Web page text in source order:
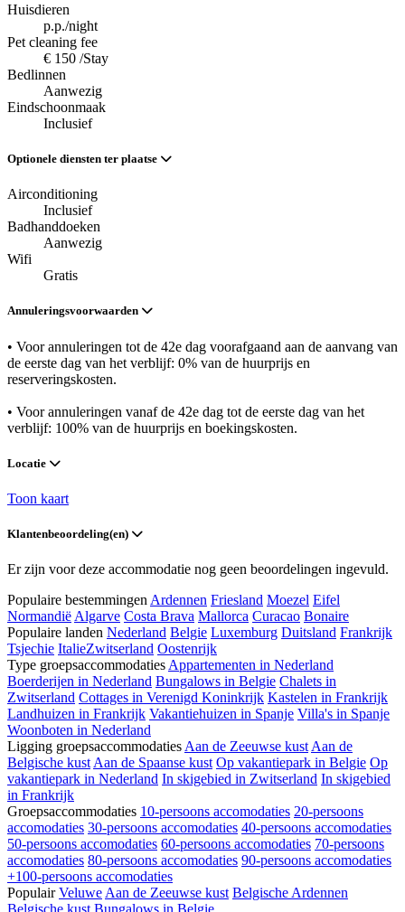
Huisdieren
p.p./night
Pet cleaning fee
€ 150 /Stay
Bedlinnen
Aanwezig
Eindschoonmaak
Inclusief
Optionele diensten ter plaatse
Airconditioning
Inclusief
Badhanddoeken
Aanwezig
Wifi
Gratis
Annuleringsvoorwaarden
• Voor annuleringen tot de 42e dag voorafgaand aan de aanvang van
de eerste dag van het verblijf: 0% van de huurprijs en
reserveringskosten.
• Voor annuleringen vanaf de 42e dag tot de eerste dag van het
verblijf: 100% van de huurprijs en boekingskosten.
Locatie
Toon kaart
Klantenbeoordeling(en)
Er zijn voor deze accommodatie nog geen beoordelingen ingevuld.
Populaire bestemmingen Ardennen Friesland Moezel Eifel
Normandië Algarve Costa Brava Mallorca Curacao Bonaire
Populaire landen Nederland Belgie Luxemburg Duitsland Frankrijk
Tsjechie ItalieZwitserland Oostenrijk
Type groepsaccommodaties Appartementen in Nederland
Boerderijen in Nederland Bungalows in Belgie Chalets in
Zwitserland Cottages in Verenigd Koninkrijk Kastelen in Frankrijk
Landhuizen in Frankrijk Vakantiehuizen in Spanje Villa's in Spanje
Woonboten in Nederland
Ligging groepsaccommodaties Aan de Zeeuwse kust Aan de
Belgische kust Aan de Spaanse kust Op vakantiepark in Belgie Op
vakantiepark in Nederland In skigebied in Zwitserland In skigebied
in Frankrijk
Groepsaccommodaties 10-persoons accomodaties 20-persoons
accomodaties 30-persoons accomodaties 40-persoons accomodaties
50-persoons accomodaties 60-persoons accomodaties 70-persoons
accomodaties 80-persoons accomodaties 90-persoons accomodaties
+100-persoons accomodaties
Populair Veluwe Aan de Zeeuwse kust Belgische Ardennen